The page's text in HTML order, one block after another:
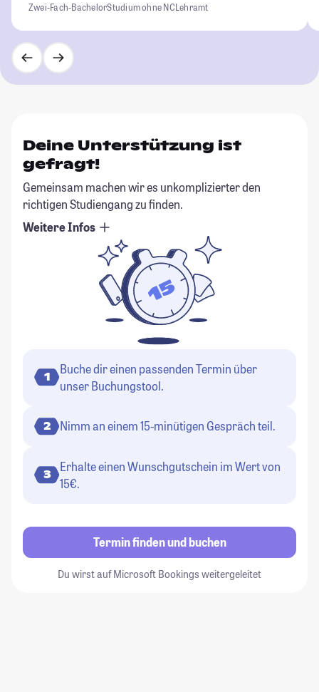
Zwei-Fach-BachelorStudium ohne NCLehramt
Deine Unterstützung ist
gefragt!
Gemeinsam machen wir es unkomplizierter den
richtigen Studiengang zu finden.
Weitere Infos
1
Buche dir einen passenden Termin über
unser Buchungstool.
2 Nimm an einem 15-minütigen Gespräch teil.
3
Erhalte einen Wunschgutschein im Wert von
15€.
Termin finden und buchen
Du wirst auf Microsoft Bookings weitergeleitet